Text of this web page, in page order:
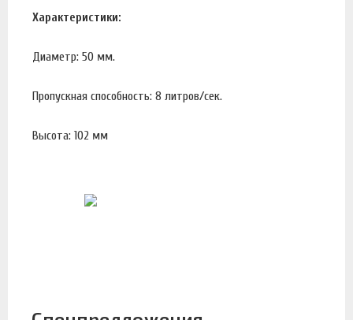
Характеристики:
Диаметр: 50 мм.
Пропускная способность: 8 литров/сек.
Высота: 102 мм